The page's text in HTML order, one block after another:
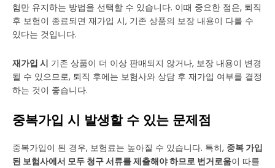
험만 유지하는 방법을 선택할 수 있습니다. 이때 중요한 점은, 퇴직
후 보험이 종료되면 재가입 시, 기존 상품의 보장 내용이 다를 수
있다는 것입니다.
재가입 시 기존 상품이 더 이상 판매되지 않거나, 보장 내용이 변경
될 수 있으므로, 퇴직 후에는 보험사와 상담 후 재가입 여부를 결정
하는 것이 좋습니다.
중복가입 시 발생할 수 있는 문제점
중복가입이 된 경우, 보험료는 높아질 수 있습니다. 특히, 중복 가입
된 보험사에서 모두 청구 서류를 제출해야 하므로 번거로움이 따를